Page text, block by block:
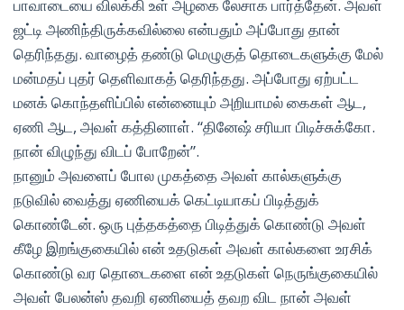
பாவாடையை விலக்கி உள் அழகை லேசாக பார்த்தேன். அவள்
ஜட்டி அணிந்திருக்கவில்லை என்பதும் அப்போது தான்
தெரிந்தது. வாழைத் தண்டு மெழுகுத் தொடைகளுக்கு மேல்
மன்மதப் புதர் தெளிவாகத் தெரிந்தது. அப்போது ஏற்பட்ட
மனக் கொந்தளிப்பில் என்னையும் அறியாமல் கைகள் ஆட,
ஏணி ஆட, அவள் கத்தினாள். “தினேஷ் சரியா பிடிச்சுக்கோ.
நான் விழுந்து விடப் போறேன்”.
நானும் அவளைப் போல முகத்தை அவள் கால்களுக்கு
நடுவில் வைத்து ஏணியைக் கெட்டியாகப் பிடித்துக்
கொண்டேன். ஒரு புத்தகத்தை பிடித்துக் கொண்டு அவள்
கீழே இறங்குகையில் என் உதடுகள் அவள் கால்களை உரசிக்
கொண்டு வர தொடைகளை என் உதடுகள் நெருங்குகையில்
அவள் பேலன்ஸ் தவறி ஏணியைத் தவற விட நான் அவள்